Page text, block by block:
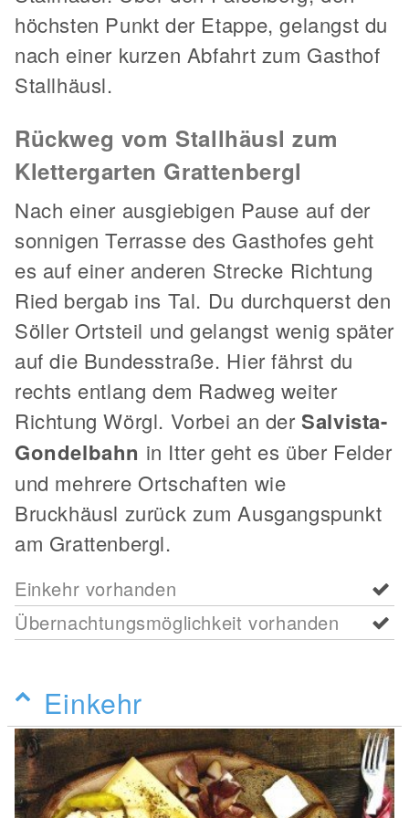
höchsten Punkt der Etappe, gelangst du
nach einer kurzen Abfahrt zum Gasthof
Stallhäusl.
Rückweg vom Stallhäusl zum
Klettergarten Grattenbergl
Nach einer ausgiebigen Pause auf der
sonnigen Terrasse des Gasthofes geht
es auf einer anderen Strecke Richtung
Ried bergab ins Tal. Du durchquerst den
Söller Ortsteil und gelangst wenig später
auf die Bundesstraße. Hier fährst du
rechts entlang dem Radweg weiter
Richtung Wörgl. Vorbei an der Salvista-
Gondelbahn in Itter geht es über Felder
und mehrere Ortschaften wie
Bruckhäusl zurück zum Ausgangspunkt
am Grattenbergl.
Einkehr vorhanden
Übernachtungsmöglichkeit vorhanden
Einkehr